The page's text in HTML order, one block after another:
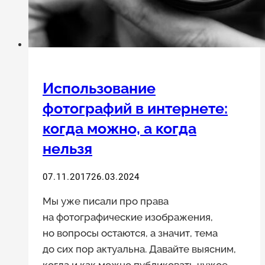
Использование
фотографий в интернете:
когда можно, а когда
нельзя
07.11.201726.03.2024
Мы уже писали про права
на фотографические изображения,
но вопросы остаются, а значит, тема
до сих пор актуальна. Давайте выясним,